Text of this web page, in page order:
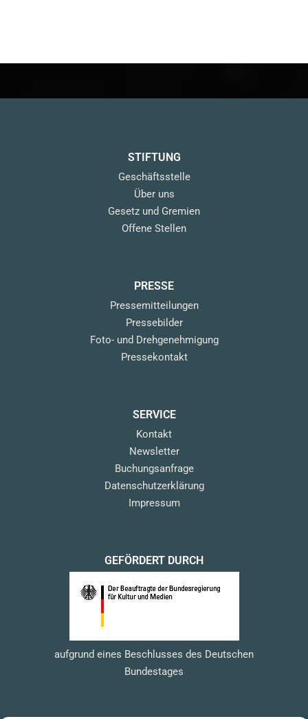
STIFTUNG
Geschäftsstelle
Über uns
Gesetz und Gremien
Offene Stellen
PRESSE
Pressemitteilungen
Pressebilder
Foto- und Drehgenehmigung
Pressekontakt
SERVICE
Kontakt
Newsletter
Buchungsanfrage
Datenschutzerklärung
Impressum
GEFÖRDERT DURCH
aufgrund eines Beschlusses des Deutschen
Bundestages